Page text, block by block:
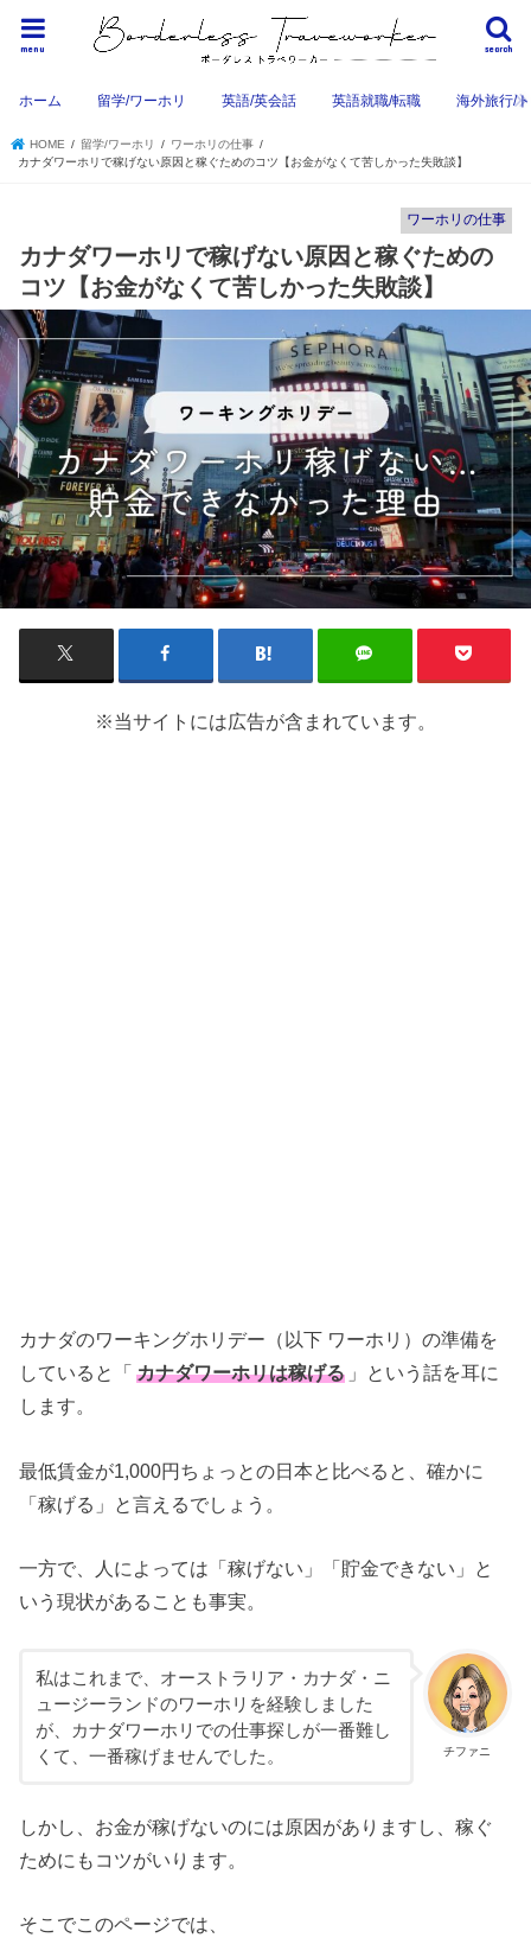
search
menu
ホーム 留学/ワーホリ 英語/英会話 英語就職/転職 海外旅行/
HOME 留学/ワーホリ
ワーホリの仕事
カナダワーホリで稼げない原因と稼ぐためのコツ【お金がなくて苦しかった失敗談】
ワーホリの仕事
カナダワーホリで稼げない原因と稼ぐための
コツ【お金がなくて苦しかった失敗談】
※当サイトには広告が含まれています。
カナダのワーキングホリデー（以下 ワーホリ）の準備を
していると「 カナダワーホリは稼げる 」という話を耳に
します。
最低賃金が1,000円ちょっとの日本と比べると、確かに
「稼げる」と言えるでしょう。
一方で、人によっては「稼げない」「貯金できない」と
いう現状があることも事実。
チファニ
私はこれまで、オーストラリア・カナダ・ニ
ュージーランドのワーホリを経験しました
が、カナダワーホリでの仕事探しが一番難し
くて、一番稼げませんでした。
しかし、お金が稼げないのには原因がありますし、稼ぐ
ためにもコツがいります。
そこでこのページでは、